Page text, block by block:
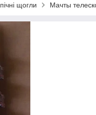
щогли Мачты